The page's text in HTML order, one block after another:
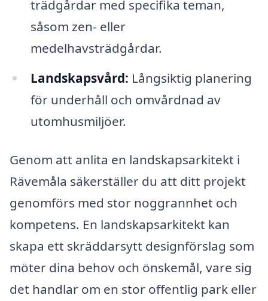
trädgårdar med specifika teman,
såsom zen- eller
medelhavsträdgårdar.
Landskapsvård: Långsiktig planering
för underhåll och omvårdnad av
utomhusmiljöer.
Genom att anlita en landskapsarkitekt i
Rävemåla säkerställer du att ditt projekt
genomförs med stor noggrannhet och
kompetens. En landskapsarkitekt kan
skapa ett skräddarsytt designförslag som
möter dina behov och önskemål, vare sig
det handlar om en stor offentlig park eller